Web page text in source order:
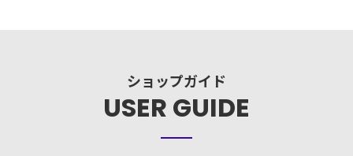
ショップガイド
USER GUIDE